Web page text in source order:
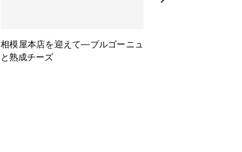
相模屋本店を迎えて―ブルゴーニュ
と熟成チーズ